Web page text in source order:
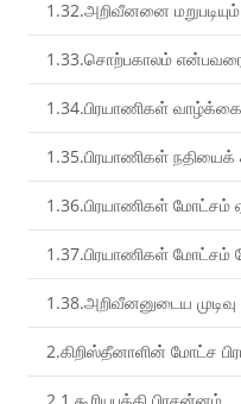
1.32.அறிவீனனை
1.33.சொற்பகாலம்
1.34.பிரயாணிகள்
1.35.பிரயாணிகள்
1.36.பிரயாணிகள் மோட்சம்
1.37.பிரயாணிகள் மோட்சம்
1.38.அறிவீனனுடைய முடிவு
2.கிறிஸ்தீனாளின் மோட்ச